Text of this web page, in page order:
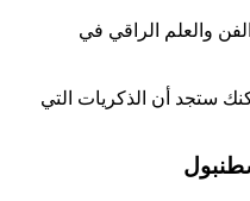
والعلم الراقي في
ستجد أن الذكريات التي